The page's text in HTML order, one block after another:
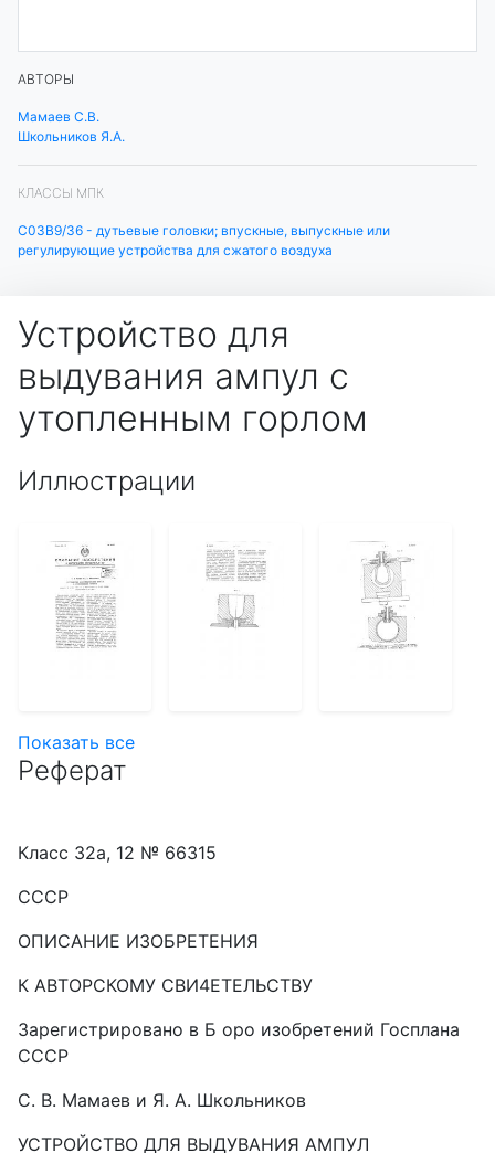
АВТОРЫ
Мамаев С.В.
Школьников Я.А.
КЛАССЫ МПК
C03B9/36 - дутьевые головки; впускные, выпускные или
регулирующие устройства для сжатого воздуха
Устройство для
выдувания ампул с
утопленным горлом
Иллюстрации
Показать все
Реферат
Класс 32а, 12 № 66315
СССР
ОПИСАНИЕ ИЗОБРЕТЕНИЯ
К АВТОРСКОМУ СВИ4ЕТЕЛЬСТВУ
Зарегистрировано в Б оро изобретений Госплана
СССР
С. В. Мамаев и Я. А. Школьников
УСТРОЙСТВО ДЛЯ ВЫДУВАНИЯ АМПУЛ